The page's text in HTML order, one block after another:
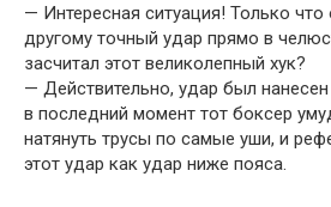
— Интересная ситуация! Только
другому точный удар прямо в
засчитал этот великолепный хук?
— Действительно, удар был
в последний момент тот боксер
натянуть трусы по самые уши, и
этот удар как удар ниже пояса.